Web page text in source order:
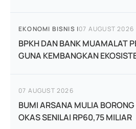
EKONOMI BISNIS |07 AUGUST 2026
BPKH DAN BANK MUAMALAT
GUNA KEMBANGKAN
07 AUGUST 2026
BUMI ARSANA MULIA
OKAS SENILAI RP60,75 MILIAR